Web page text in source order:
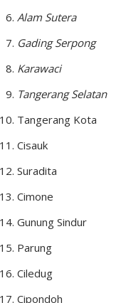
Alam Sutera
Gading Serpong
Karawaci
Tangerang Selatan
Tangerang Kota
Cisauk
Suradita
Cimone
Gunung Sindur
Parung
Ciledug
Cipondoh